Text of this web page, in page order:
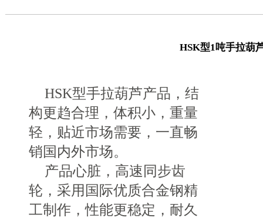
HSK型1吨手拉葫
HSK型手拉葫芦产品，结
构更趋合理，体积小，重量
轻，贴近市场需要，一直畅
销国内外市场。
产品心脏，高速同步齿
轮，采用国际优质合金钢精
工制作，性能更稳定，耐久